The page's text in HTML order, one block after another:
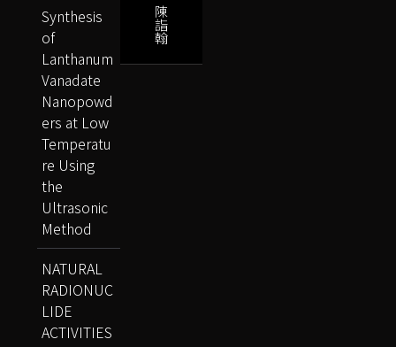
陳
詣
翰
Synthesis
of
Lanthanum
Vanadate
Nanopowd
ers at Low
Temperatu
re Using
the
Ultrasonic
Method
NATURAL
RADIONUC
LIDE
ACTIVITIES